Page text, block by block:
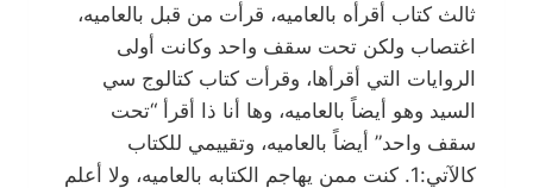
ثالث كتاب أقرأه بالعاميه، قرأت من قبل بالعاميه،
اغتصاب ولكن تحت سقف واحد وكانت أولى
الروايات التي أقرأها، وقرأت كتاب كتالوج سي
السيد وهو أيضاً بالعاميه، وها أنا ذا أقرأ “تحت
سقف واحد” أيضاً بالعاميه، وتقييمي للكتاب
كالآتي:1. كنت ممن يهاجم الكتابه بالعاميه، ولا أعلم